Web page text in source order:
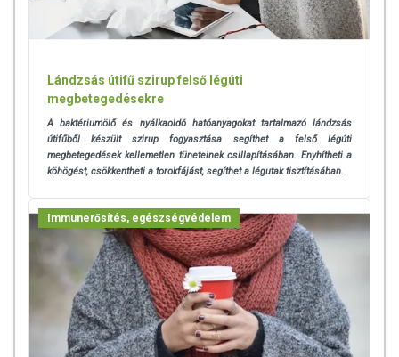
Lándzsás útifű szirup felső légúti
megbetegedésekre
A baktériumölő és nyálkaoldó hatóanyagokat tartalmazó lándzsás
útifűből készült szirup fogyasztása segíthet a felső légúti
megbetegedések kellemetlen tüneteinek csillapításában. Enyhítheti a
köhögést, csökkentheti a torokfájást, segíthet a légutak tisztításában.
Immunerősítés, egészségvédelem